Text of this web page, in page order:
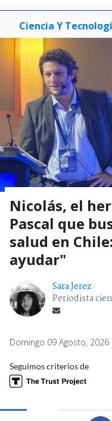
Ciencia Y
Nicolás, el
Pascal que
salud en
ayudar"
Sara Jerez
Periodista
Domingo 09 Agosto,
Seguimos criterios de